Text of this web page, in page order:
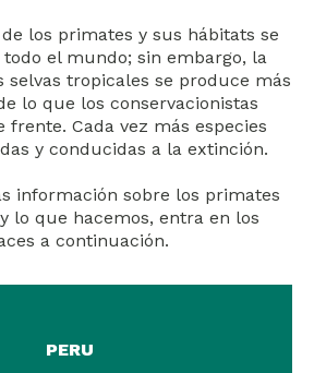
los primates y sus hábitats se
el mundo; sin embargo, la
selvas tropicales se produce más
lo que los conservacionistas
frente. Cada vez más especies
y conducidas a la extinción.
información sobre los primates
lo que hacemos, entra en los
a continuación.
PERU